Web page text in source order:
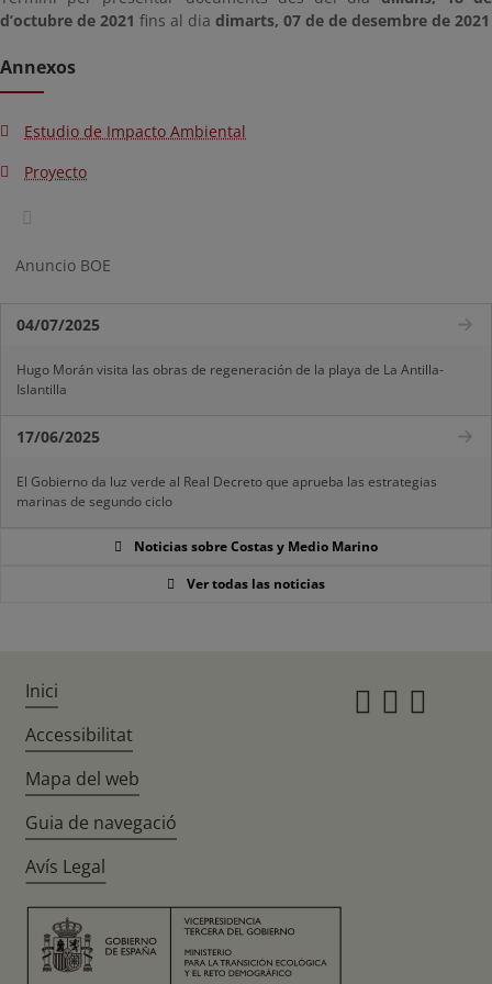
d’octubre de 2021 fins al dia dimarts, 07 de de desembre de 2021
Annexos
Estudio de Impacto Ambiental
Proyecto
Anuncio BOE
04/07/2025
Hugo Morán visita las obras de regeneración de la playa de La Antilla-
Islantilla
17/06/2025
El Gobierno da luz verde al Real Decreto que aprueba las estrategias
marinas de segundo ciclo
Noticias sobre Costas y Medio Marino
Ver todas las noticias
Inici
Accessibilitat
Mapa del web
Guia de navegació
Avís Legal